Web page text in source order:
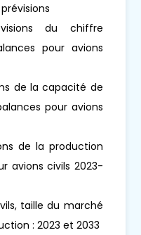
du chiffre
pour avions
de la capacité de
pour avions
de la production
avions civils 2023-
taille du marché
: 2023 et 2033